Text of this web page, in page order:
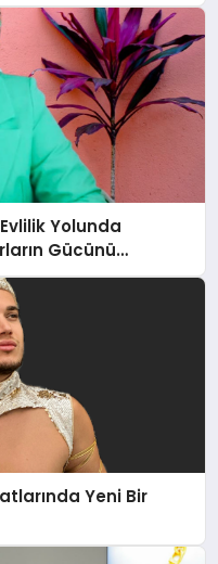
Yolunda
Gücünü
Yeni Bir